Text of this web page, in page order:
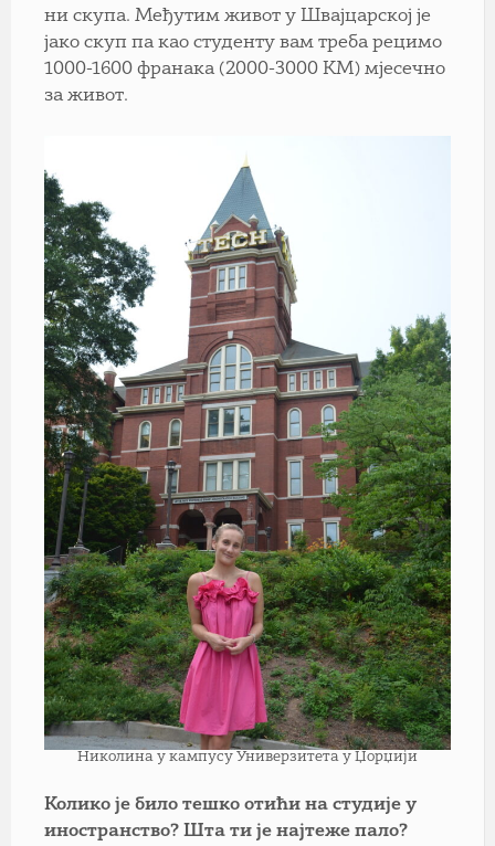
ни скупа. Међутим живот у Швајцарској је
јако скуп па као студенту вам треба рецимо
1000-1600 франака (2000-3000 КМ) мјесечно
за живот.
Николина у кампусу Универзитета у Џорџији
Колико је било тешко отићи на студије у
иностранство? Шта ти је најтеже пало?